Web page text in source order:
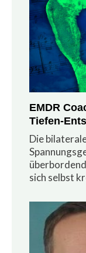
EMDR
Tiefen-
Die
sich selbst